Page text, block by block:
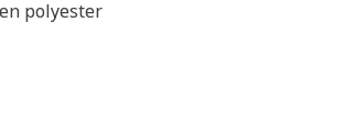
polyester